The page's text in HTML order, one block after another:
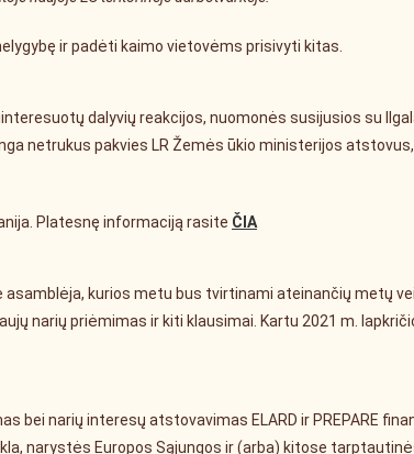
ir padėti kaimo vietovėms prisivyti kitas.
dalyvių reakcijos, nuomonės susijusios su
netrukus pakvies LR Žemės ūkio ministerijos
Platesnę informaciją rasite ČIA
asamblėja, kurios metu bus tvirtinami ateinančių metų
narių priėmimas ir kiti klausimai. Kartu 2021 m.
bei narių interesų atstovavimas ELARD ir PREPARE
narystės Europos Sąjungos ir (arba) kitose